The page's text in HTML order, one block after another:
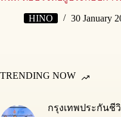
HINO 30 January
TRENDING NOW
กรุงเทพประกันชี